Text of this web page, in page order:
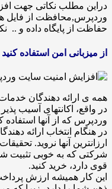
نکاتی جهت افزایش
از فایل های
پایگاه داده و .. نکاتی را
امن استفاده کنید
دهندگان خدمات
اکانتهای آسیب پذیر
از آنها استفاده کرده
انتخاب ارائه دهندگان
آنها نروید. تحقیقات خود
به خوبی تثبیت شده و
خرید کنید.
همیشه ارزش پرداخت کمی